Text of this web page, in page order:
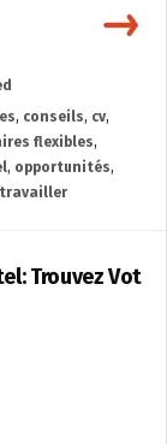
, conseils, cv,
flexibles,
, opportunités,
travailler
Trouvez Vot